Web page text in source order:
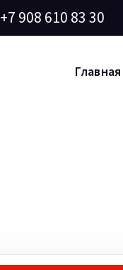
+7 908 610 83 30
Главная